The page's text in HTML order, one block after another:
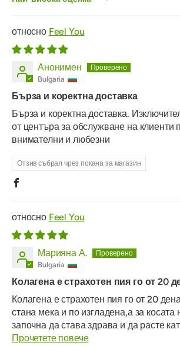
Sort by
Feel You
Анонимен
Bulgaria
Бърза и коректна доставка
Бърза и коректна доставка.
от центъра за обслужване на клиенти
внимателни и любезни
Отзив събрал чрез покана за магазин
Feel You
Марияна А.
Bulgaria
Колагена е страхотен пия го от 20
Колагена е страхотен пия го от 20
стана мека и по изгладена,а за
започна да става здрава и да расте
Прочетете повече